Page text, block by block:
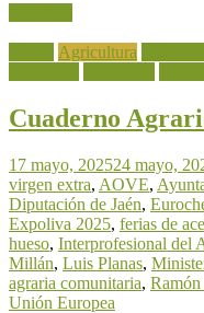
Agricultura
Cuaderno
17 mayo, 202524 mayo,
virgen extra, AOVE,
Diputación de Jaén,
Expoliva 2025, ferias de
hueso, Interprofesional del
Millán, Luis Planas,
agraria comunitaria, Ramón
Unión Europea